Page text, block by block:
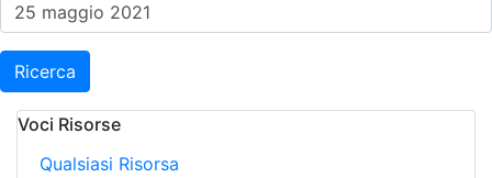
Ricerca
Voci Risorse
Qualsiasi Risorsa